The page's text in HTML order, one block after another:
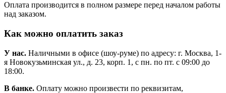
Оплата производится в полном размере перед началом работы
над заказом.
Как можно оплатить заказ
У нас. Наличными в офисе (шоу-руме) по адресу: г. Москва, 1-
я Новокузьминская ул., д. 23, корп. 1, с пн. по пт. с 09:00 до
18:00.
В банке. Оплату можно произвести по реквизитам,